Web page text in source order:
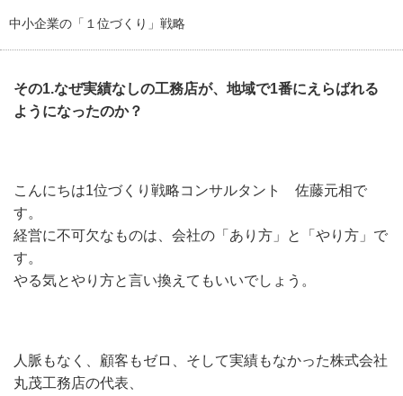
中小企業の「１位づくり」戦略
その1.なぜ実績なしの工務店が、地域で1番にえらばれる
ようになったのか？
こんにちは1位づくり戦略コンサルタント 佐藤元相で
す。
経営に不可欠なものは、会社の「あり方」と「やり方」で
す。
やる気とやり方と言い換えてもいいでしょう。
人脈もなく、顧客もゼロ、そして実績もなかった株式会社
丸茂工務店の代表、